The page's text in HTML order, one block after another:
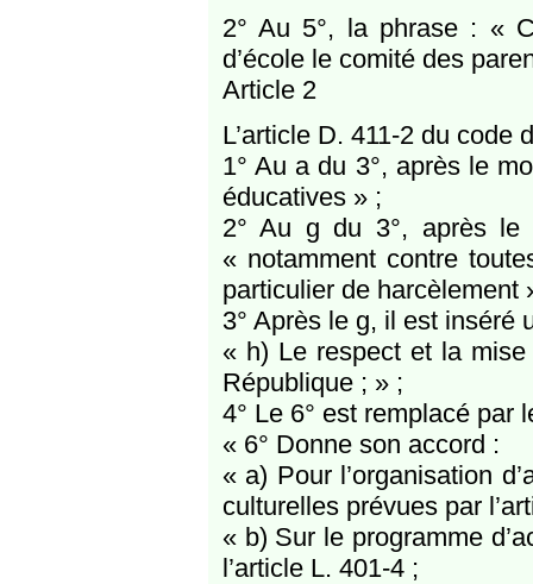
2° Au 5°, la phrase : «
d’école le comité des
Article 2
L’article D. 411-2 du code
1° Au a du 3°, après le
éducatives » ;
2° Au g du 3°, après
« notamment contre
particulier de harcèlement
3° Après le g, il est inséré
« h) Le respect et la
République ; » ;
4° Le 6° est remplacé par
« 6° Donne son accord :
« a) Pour l’organisation
culturelles prévues par
« b) Sur le programme
l’article L. 401-4 ;